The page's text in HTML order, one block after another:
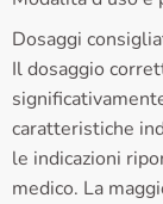
Dosaggi
Il dosaggio
caratteristiche
le indicazioni
medico. La